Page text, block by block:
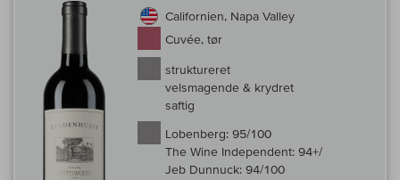
Californien, Napa Valley
Cuvée, tør
struktureret
velsmagende & krydret
saftig
Lobenberg: 95/100
The Wine Independent: 94+/
Jeb Dunnuck: 94/100